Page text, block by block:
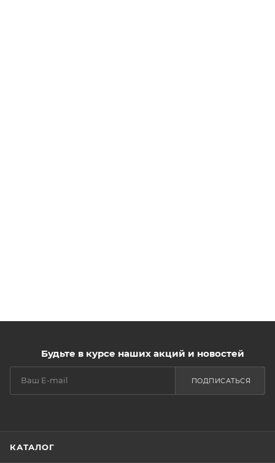
Будьте в курсе наших акций и новостей
ПОДПИСАТЬСЯ
КАТАЛОГ